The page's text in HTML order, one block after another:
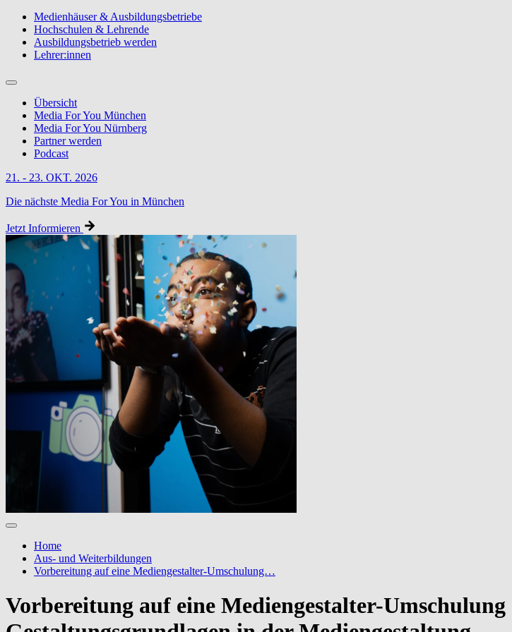
Medienhäuser & Ausbildungsbetriebe
Hochschulen & Lehrende
Ausbildungsbetrieb werden
Lehrer:innen
Übersicht
Media For You München
Media For You Nürnberg
Partner werden
Podcast
21. - 23. OKT. 2026
Die nächste Media For You in München
Jetzt Informieren
Home
Aus- und Weiterbildungen
Vorbereitung auf eine Mediengestalter-Umschulung…
Vorbereitung auf eine Mediengestalter-